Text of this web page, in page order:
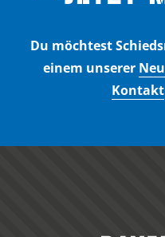
Du möchtest
einem unserer
Kontakt